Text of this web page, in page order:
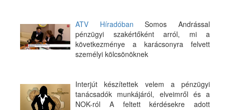
ATV Híradóban Somos Andrással
pénzügyi szakértőként arról, mi a
következménye a karácsonyra felvett
személyi kölcsönöknek
Interjút készítettek velem a pénzügyi
tanácsadók munkájáról, elveimről és a
NOK-ról A feltett kérdésekre adott